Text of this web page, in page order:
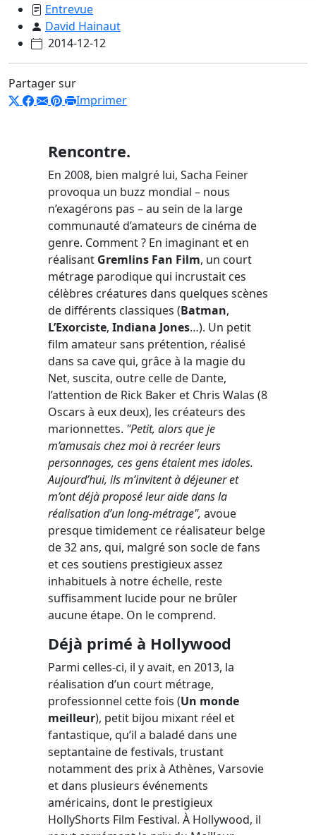
Entrevue
David Hainaut
2014-12-12
Partager sur
Imprimer
Rencontre.
En 2008, bien malgré lui, Sacha Feiner
provoqua un buzz mondial – nous
n’exagérons pas – au sein de la large
communauté d’amateurs de cinéma de
genre. Comment ? En imaginant et en
réalisant Gremlins Fan Film, un court
métrage parodique qui incrustait ces
célèbres créatures dans quelques scènes
de différents classiques (Batman,
L’Exorciste, Indiana Jones…). Un petit
film amateur sans prétention, réalisé
dans sa cave qui, grâce à la magie du
Net, suscita, outre celle de Dante,
l’attention de Rick Baker et Chris Walas (8
Oscars à eux deux), les créateurs des
marionnettes. "Petit, alors que je
m’amusais chez moi à recréer leurs
personnages, ces gens étaient mes idoles.
Aujourd’hui, ils m’invitent à déjeuner et
m’ont déjà proposé leur aide dans la
réalisation d’un long-métrage", avoue
presque timidement ce réalisateur belge
de 32 ans, qui, malgré son socle de fans
et ces soutiens prestigieux assez
inhabituels à notre échelle, reste
suffisamment lucide pour ne brûler
aucune étape. On le comprend.
Déjà primé à Hollywood
Parmi celles-ci, il y avait, en 2013, la
réalisation d’un court métrage,
professionnel cette fois (Un monde
meilleur), petit bijou mixant réel et
fantastique, qu’il a baladé dans une
septantaine de festivals, trustant
notamment des prix à Athènes, Varsovie
et dans plusieurs événements
américains, dont le prestigieux
HollyShorts Film Festival. À Hollywood, il